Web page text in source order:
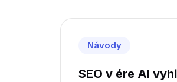
Návody
SEO v ére AI